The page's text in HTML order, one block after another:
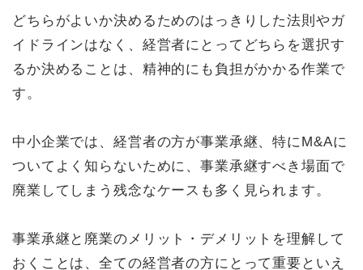
どちらがよいか決めるためのはっきりした法則やガ
イドラインはなく、経営者にとってどちらを選択す
るか決めることは、精神的にも負担がかかる作業で
す。
中小企業では、経営者の方が事業承継、特にM&Aに
ついてよく知らないために、事業承継すべき場面で
廃業してしまう残念なケースも多く見られます。
事業承継と廃業のメリット・デメリットを理解して
おくことは、全ての経営者の方にとって重要といえ